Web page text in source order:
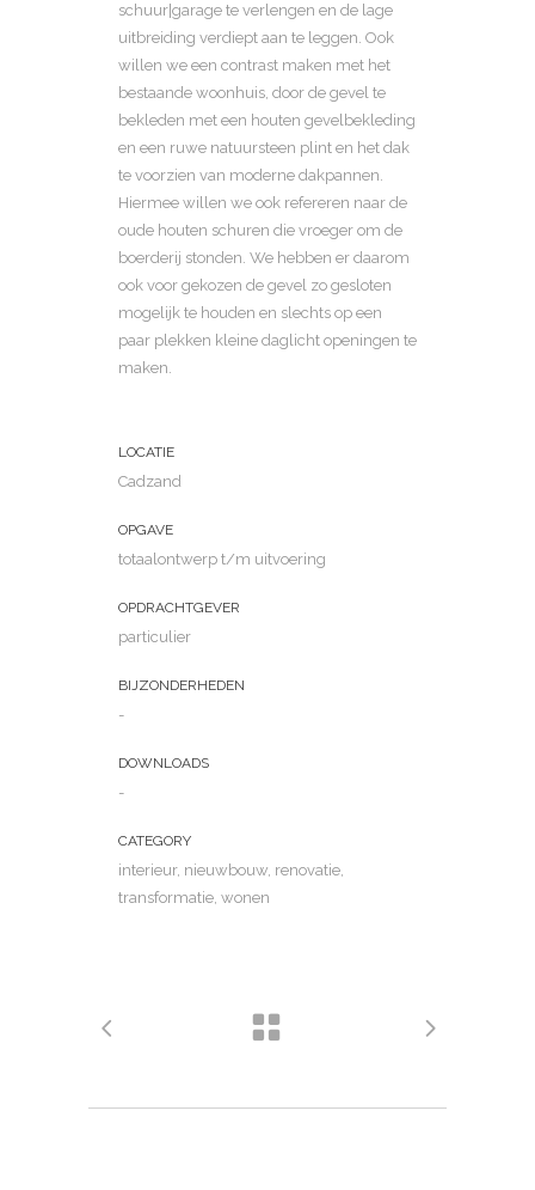
schuur|garage te verlengen en de lage
uitbreiding verdiept aan te leggen. Ook
willen we een contrast maken met het
bestaande woonhuis, door de gevel te
bekleden met een houten gevelbekleding
en een ruwe natuursteen plint en het dak
te voorzien van moderne dakpannen.
Hiermee willen we ook refereren naar de
oude houten schuren die vroeger om de
boerderij stonden. We hebben er daarom
ook voor gekozen de gevel zo gesloten
mogelijk te houden en slechts op een
paar plekken kleine daglicht openingen te
maken.
LOCATIE
Cadzand
OPGAVE
totaalontwerp t/m uitvoering
OPDRACHTGEVER
particulier
BIJZONDERHEDEN
-
DOWNLOADS
-
CATEGORY
interieur, nieuwbouw, renovatie,
transformatie, wonen